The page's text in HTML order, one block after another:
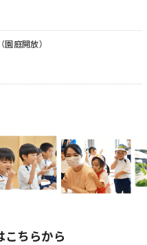
園庭開放）
こちらから